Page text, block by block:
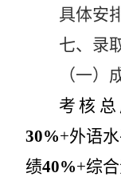
具体安
七、录
（一）
考核
30%+外语
绩40%+综